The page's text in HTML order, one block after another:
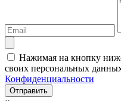
Нажимая на кнопку
своих персональных
Конфиденциальности
Отправить